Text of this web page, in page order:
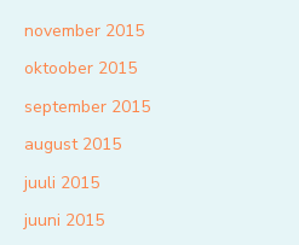
november 2015
oktoober 2015
september 2015
august 2015
juuli 2015
juuni 2015